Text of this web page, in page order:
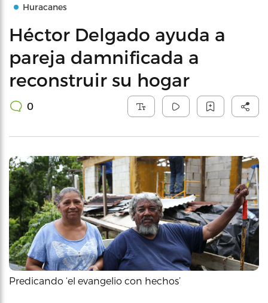
Huracanes
Héctor Delgado ayuda a
pareja damnificada a
reconstruir su hogar
0
Predicando ‘el evangelio con hechos’